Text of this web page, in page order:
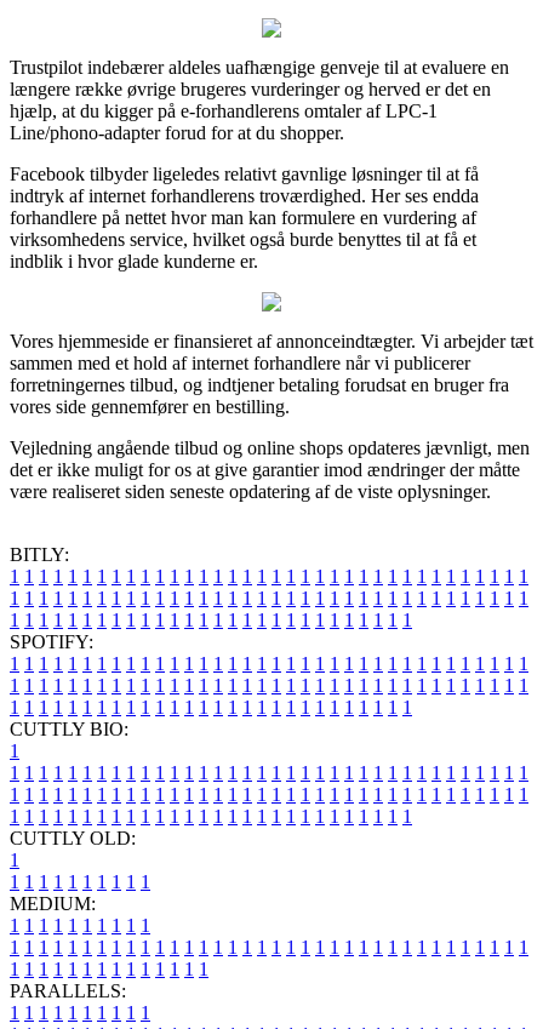
Trustpilot indebærer aldeles uafhængige genveje til at evaluere en
længere række øvrige brugeres vurderinger og herved er det en
hjælp, at du kigger på e-forhandlerens omtaler af LPC-1
Line/phono-adapter forud for at du shopper.
Facebook tilbyder ligeledes relativt gavnlige løsninger til at få
indtryk af internet forhandlerens troværdighed. Her ses endda
forhandlere på nettet hvor man kan formulere en vurdering af
virksomhedens service, hvilket også burde benyttes til at få et
indblik i hvor glade kunderne er.
Vores hjemmeside er finansieret af annonceindtægter. Vi arbejder tæt
sammen med et hold af internet forhandlere når vi publicerer
forretningernes tilbud, og indtjener betaling forudsat en bruger fra
vores side gennemfører en bestilling.
Vejledning angående tilbud og online shops opdateres jævnligt, men
det er ikke muligt for os at give garantier imod ændringer der måtte
være realiseret siden seneste opdatering af de viste oplysninger.
BITLY:
1 1 1 1 1 1 1 1 1 1 1 1 1 1 1 1 1 1 1 1 1 1 1 1 1 1 1 1 1 1 1 1 1 1 1 1
1 1 1 1 1 1 1 1 1 1 1 1 1 1 1 1 1 1 1 1 1 1 1 1 1 1 1 1 1 1 1 1 1 1 1 1
1 1 1 1 1 1 1 1 1 1 1 1 1 1 1 1 1 1 1 1 1 1 1 1 1 1 1 1
SPOTIFY:
1 1 1 1 1 1 1 1 1 1 1 1 1 1 1 1 1 1 1 1 1 1 1 1 1 1 1 1 1 1 1 1 1 1 1 1
1 1 1 1 1 1 1 1 1 1 1 1 1 1 1 1 1 1 1 1 1 1 1 1 1 1 1 1 1 1 1 1 1 1 1 1
1 1 1 1 1 1 1 1 1 1 1 1 1 1 1 1 1 1 1 1 1 1 1 1 1 1 1 1
CUTTLY BIO:
1
1 1 1 1 1 1 1 1 1 1 1 1 1 1 1 1 1 1 1 1 1 1 1 1 1 1 1 1 1 1 1 1 1 1 1 1
1 1 1 1 1 1 1 1 1 1 1 1 1 1 1 1 1 1 1 1 1 1 1 1 1 1 1 1 1 1 1 1 1 1 1 1
1 1 1 1 1 1 1 1 1 1 1 1 1 1 1 1 1 1 1 1 1 1 1 1 1 1 1 1
CUTTLY OLD:
1
1 1 1 1 1 1 1 1 1 1
MEDIUM:
1 1 1 1 1 1 1 1 1 1
1 1 1 1 1 1 1 1 1 1 1 1 1 1 1 1 1 1 1 1 1 1 1 1 1 1 1 1 1 1 1 1 1 1 1 1
1 1 1 1 1 1 1 1 1 1 1 1 1 1
PARALLELS:
1 1 1 1 1 1 1 1 1 1